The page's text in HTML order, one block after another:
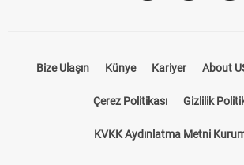
Bize Ulaşın Künye Kariyer About
Çerez Politikası Gizlilik
KVKK Aydınlatma Metni